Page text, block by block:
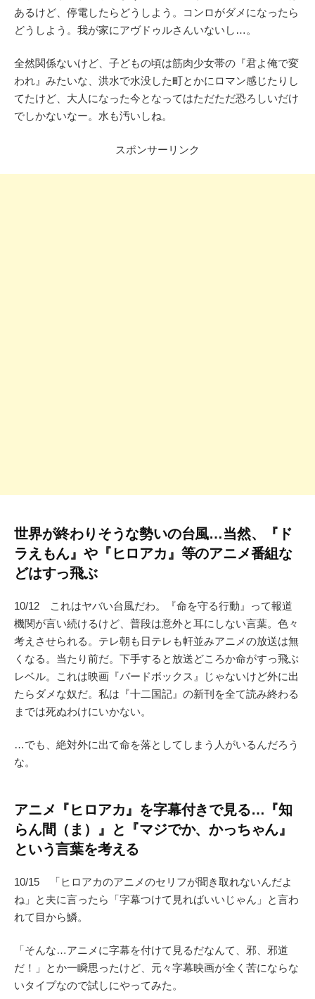
あるけど、停電したらどうしよう。コンロがダメになったら
どうしよう。我が家にアヴドゥルさんいないし…。
全然関係ないけど、子どもの頃は筋肉少女帯の『君よ俺で変
われ』みたいな、洪水で水没した町とかにロマン感じたりし
てたけど、大人になった今となってはただただ恐ろしいだけ
でしかないなー。水も汚いしね。
スポンサーリンク
世界が終わりそうな勢いの台風…当然、『ド
ラえもん』や『ヒロアカ』等のアニメ番組な
どはすっ飛ぶ
10/12 これはヤバい台風だわ。『命を守る行動』って報道
機関が言い続けるけど、普段は意外と耳にしない言葉。色々
考えさせられる。テレ朝も日テレも軒並みアニメの放送は無
くなる。当たり前だ。下手すると放送どころか命がすっ飛ぶ
レベル。これは映画『バードボックス』じゃないけど外に出
たらダメな奴だ。私は『十二国記』の新刊を全て読み終わる
までは死ぬわけにいかない。
…でも、絶対外に出て命を落としてしまう人がいるんだろう
な。
アニメ『ヒロアカ』を字幕付きで見る…『知
らん間（ま）』と『マジでか、かっちゃん』
という言葉を考える
10/15 「ヒロアカのアニメのセリフが聞き取れないんだよ
ね」と夫に言ったら「字幕つけて見ればいいじゃん」と言わ
れて目から鱗。
「そんな…アニメに字幕を付けて見るだなんて、邪、邪道
だ！」とか一瞬思ったけど、元々字幕映画が全く苦にならな
いタイプなので試しにやってみた。